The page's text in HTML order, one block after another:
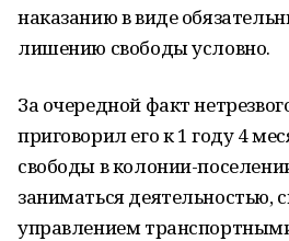
наказанию в виде
лишению свободы условно.
За очередной факт
приговорил его к 1 году 4
свободы в колонии-
заниматься деятельностью,
управлением